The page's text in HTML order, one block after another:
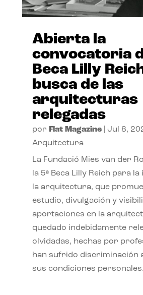
Abierta la
convocatoria
Beca Lilly
busca de las
arquitecturas
relegadas
por Flat Magazine| Jul 8,
Arquitectura
La Fundació Mies van der
la 5ª Beca Lilly Reich para la
la arquitectura, que
estudio, divulgación y
aportaciones en la
quedado indebidamente
olvidadas, hechas por
han sufrido discriminación
sus condiciones personales.